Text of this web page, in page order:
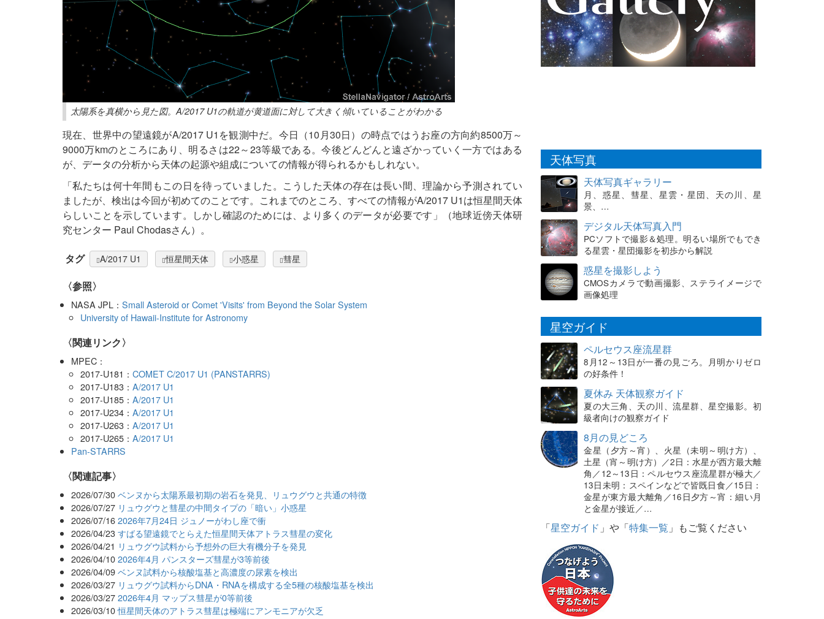
太陽系を真横から見た図。A/2017 U1の軌道が黄道面に対して大きく傾いていることがわかる
現在、世界中の望遠鏡がA/2017 U1を観測中だ。今日（10月30日）の時点ではうお座の方向約8500万～
9000万kmのところにあり、明るさは22～23等級である。今後どんどんと遠ざかっていく一方ではある
が、データの分析から天体の起源や組成についての情報が得られるかもしれない。
「私たちは何十年間もこの日を待っていました。こうした天体の存在は長い間、理論から予測されてい
ましたが、検出は今回が初めてのことです。これまでのところ、すべての情報がA/2017 U1は恒星間天体
らしいことを示しています。しかし確認のためには、より多くのデータが必要です」（地球近傍天体研
究センター Paul Chodasさん）。
タグ A/2017 U1 恒星間天体 小惑星 彗星
〈参照〉
NASA JPL：Small Asteroid or Comet 'Visits' from Beyond the Solar System
University of Hawaii-Institute for Astronomy
〈関連リンク〉
MPEC：
2017-U181： COMET C/2017 U1 (PANSTARRS)
2017-U183： A/2017 U1
2017-U185： A/2017 U1
2017-U234： A/2017 U1
2017-U263： A/2017 U1
2017-U265： A/2017 U1
Pan-STARRS
関連記事
2026/07/30 ベンヌから太陽系最初期の岩石を発見、リュウグウと共通の特徴
2026/07/27 リュウグウと彗星の中間タイプの「暗い」小惑星
2026/07/16 2026年7月24日 ジュノーがわし座で衝
2026/04/23 すばる望遠鏡でとらえた恒星間天体アトラス彗星の変化
2026/04/21 リュウグウ試料から予想外の巨大有機分子を発見
2026/04/10 2026年4月 パンスターズ彗星が3等前後
2026/04/09 ベンヌ試料から核酸塩基と高濃度の尿素を検出
2026/03/27 リュウグウ試料からDNA・RNAを構成する全5種の核酸塩基を検出
2026/03/27 2026年4月 マップス彗星が0等前後
2026/03/10 恒星間天体のアトラス彗星は極端にアンモニアが欠乏
天体写真
天体写真ギャラリー
月、惑星、彗星、星雲・星団、天の川、星
景、…
デジタル天体写真入門
PCソフトで撮影＆処理。明るい場所でもでき
る星雲・星団撮影を初歩から解説
惑星を撮影しよう
CMOSカメラで動画撮影、ステライメージで
画像処理
星空ガイド
ペルセウス座流星群
8月12～13日が一番の見ごろ。月明かりゼロ
の好条件！
夏休み 天体観察ガイド
夏の大三角、天の川、流星群、星空撮影。初
級者向けの観察ガイド
8月の見どころ
金星（夕方～宵）、火星（未明～明け方）、
土星（宵～明け方）／2日：水星が西方最大離
角／12～13日：ペルセウス座流星群が極大／
13日未明：スペインなどで皆既日食／15日：
金星が東方最大離角／16日夕方～宵：細い月
と金星が接近／…
「星空ガイド 」や「特集一覧 」もご覧ください